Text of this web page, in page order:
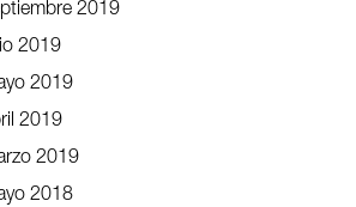
2019
2019
2019
2019
2019
2018